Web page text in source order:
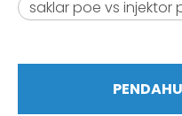
saklar poe vs injektor